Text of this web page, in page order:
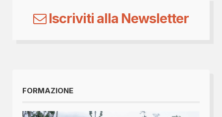
Iscriviti alla Newsletter
FORMAZIONE